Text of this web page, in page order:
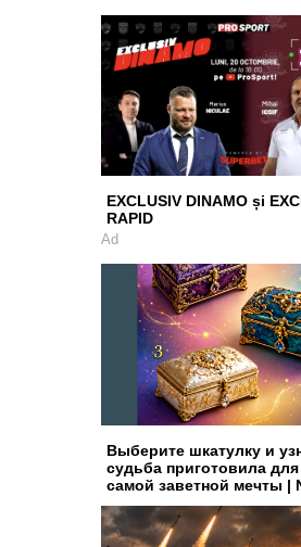
EXCLUSIV DINAMO și
RAPID
Ad
Выберите шкатулку и
судьба приготовила
самой заветной мечты |